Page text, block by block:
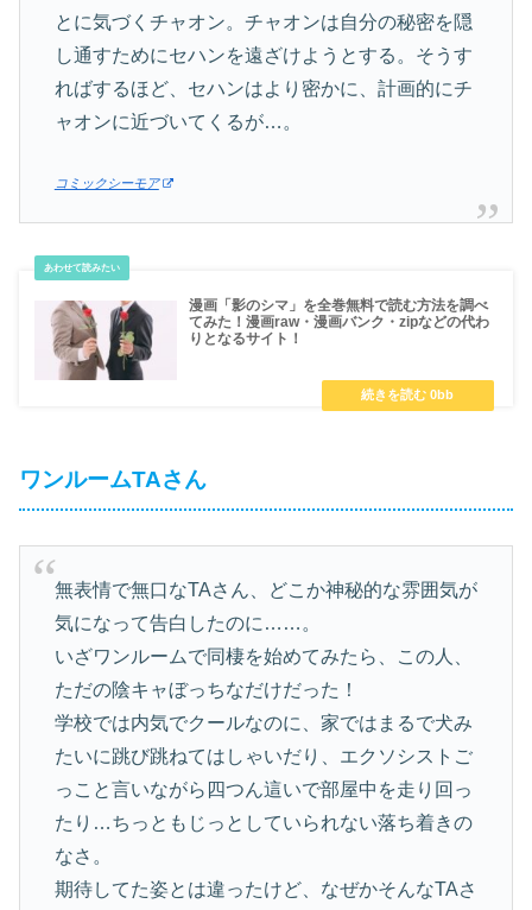
とに気づくチャオン。チャオンは自分の秘密を隠
し通すためにセハンを遠ざけようとする。そうす
ればするほど、セハンはより密かに、計画的にチ
ャオンに近づいてくるが…。
コミックシーモア
漫画「影のシマ」を全巻無料で読む方法を調べ
てみた！漫画raw・漫画バンク・zipなどの代わ
りとなるサイト！
ワンルームTAさん
無表情で無口なTAさん、どこか神秘的な雰囲気が
気になって告白したのに……。
いざワンルームで同棲を始めてみたら、この人、
ただの陰キャぼっちなだけだった！
学校では内気でクールなのに、家ではまるで犬み
たいに跳び跳ねてはしゃいだり、エクソシストご
っこと言いながら四つん這いで部屋中を走り回っ
たり…ちっともじっとしていられない落ち着きの
なさ。
期待してた姿とは違ったけど、なぜかそんなTAさ